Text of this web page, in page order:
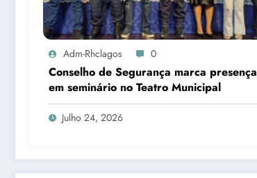
Adm-Rhclagos 0
Conselho de Segurança marca presença
em seminário no Teatro Municipal
Julho 24, 2026